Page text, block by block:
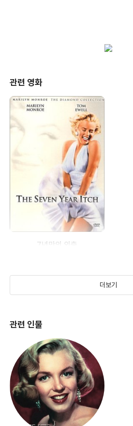
관련 영화
7년만의 외출
더보기
관련 인물